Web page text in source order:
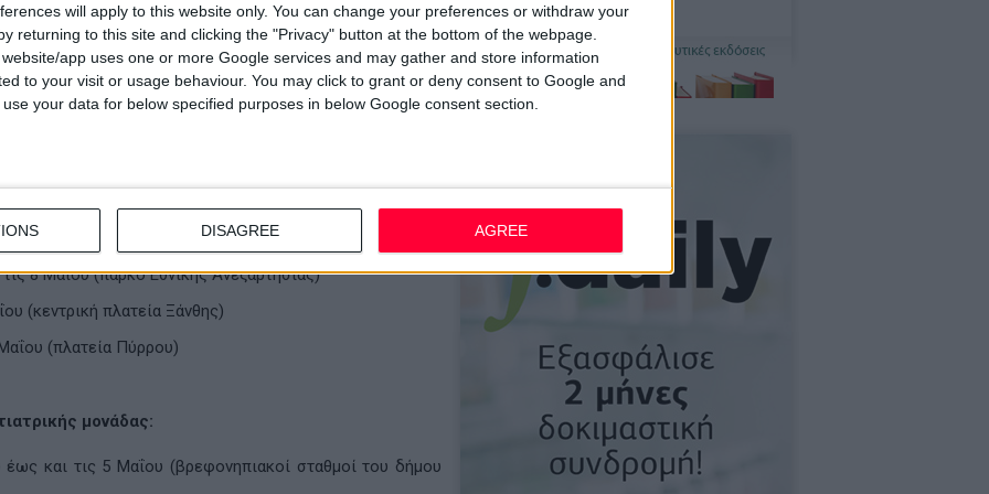
will apply to this website only. You can change your preferences or withdraw your
returning to this site and clicking the "Privacy" button at the bottom of the webpage.
app uses one or more Google services and may gather and store information
to your visit or usage behaviour. You may click to grant or deny consent to Google and
your data for below specified purposes in below Google consent section.
DISAGREE AGREE
μέσω στρατηγικών συνεργασιών με παγκόσμιους
του οργανισμού διασφαλίσθηκαν οι απαραίτητοι
προγράμματος του Προληπτικής Ιατρικής 2014 - 2015 για
παροχή των πολύτιμων υπηρεσιών του στα παιδιά.
«ΙΠΠΟΚΡΑΤΗΣ»:
20 έως και τις 30 Απριλίου
8 Μαΐου (πάρκο Εθνικής Ανεξαρτησίας)
(κεντρική πλατεία Ξάνθης)
(πλατεία Πύρρου)
μονάδας:
και τις 5 Μαΐου (βρεφονηπιακοί σταθμοί του δήμου